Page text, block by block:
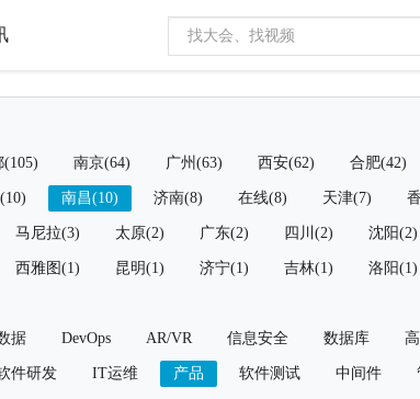
(105) 南京(64) 广州(63) 西安(62) 合肥(42)
南昌(10) 济南(8) 在线(8) 天津(7)
马尼拉(3) 太原(2) 广东(2) 四川(2) 沈阳(2)
西雅图(1) 昆明(1) 济宁(1) 吉林(1) 洛阳(1)
据 DevOps AR/VR 信息安全 数据库
件研发 IT运维 产品 软件测试 中间件